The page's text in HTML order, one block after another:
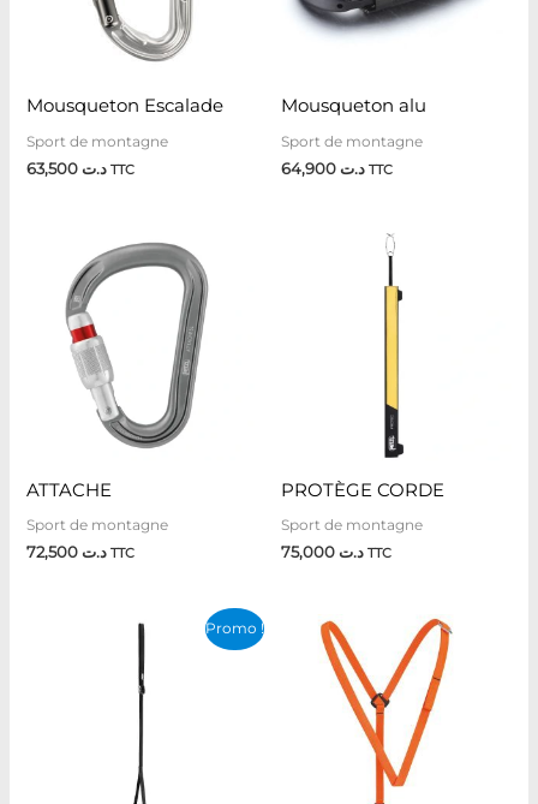
Mousqueton Escalade
Sport de montagne
د.ت63,500 TTC
Mousqueton alu
Sport de montagne
د.ت TTC
ATTACHE
Sport de montagne
د.ت72,500 TTC
PROTÈGE CORDE
Sport de montagne
د.ت TTC
Promo !
initial
était :
Le
prix